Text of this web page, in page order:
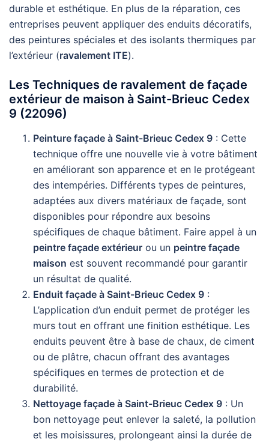
durable et esthétique. En plus de la réparation, ces
entreprises peuvent appliquer des enduits décoratifs,
des peintures spéciales et des isolants thermiques par
l’extérieur (ravalement ITE).
Les Techniques de ravalement de façade
extérieur de maison à Saint-Brieuc Cedex
9 (22096)
Peinture façade à Saint-Brieuc Cedex 9 : Cette
technique offre une nouvelle vie à votre bâtiment
en améliorant son apparence et en le protégeant
des intempéries. Différents types de peintures,
adaptées aux divers matériaux de façade, sont
disponibles pour répondre aux besoins
spécifiques de chaque bâtiment. Faire appel à un
peintre façade extérieur ou un peintre façade
maison est souvent recommandé pour garantir
un résultat de qualité.
Enduit façade à Saint-Brieuc Cedex 9 :
L’application d’un enduit permet de protéger les
murs tout en offrant une finition esthétique. Les
enduits peuvent être à base de chaux, de ciment
ou de plâtre, chacun offrant des avantages
spécifiques en termes de protection et de
durabilité.
Nettoyage façade à Saint-Brieuc Cedex 9 : Un
bon nettoyage peut enlever la saleté, la pollution
et les moisissures, prolongeant ainsi la durée de